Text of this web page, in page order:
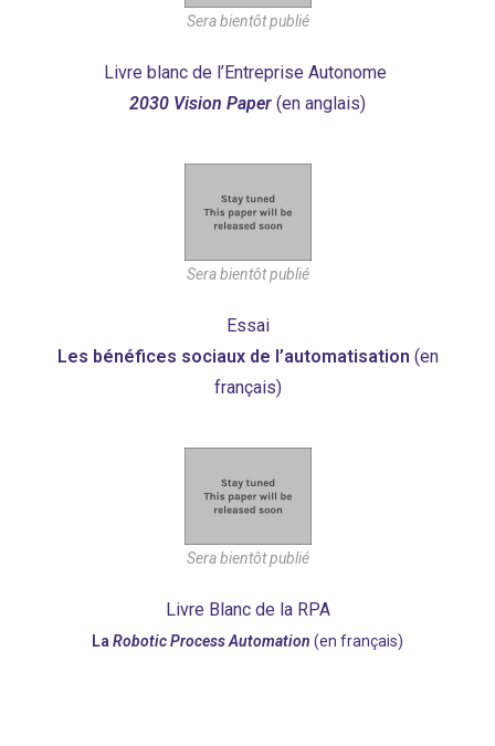
Sera bientôt publié
Livre blanc de l’Entreprise Autonome
2030 Vision Paper (en anglais)
Sera bientôt publié
Essai
Les bénéfices sociaux de l’automatisation (en
français)
Sera bientôt publié
Livre Blanc de la RPA
La Robotic Process Automation (en français)